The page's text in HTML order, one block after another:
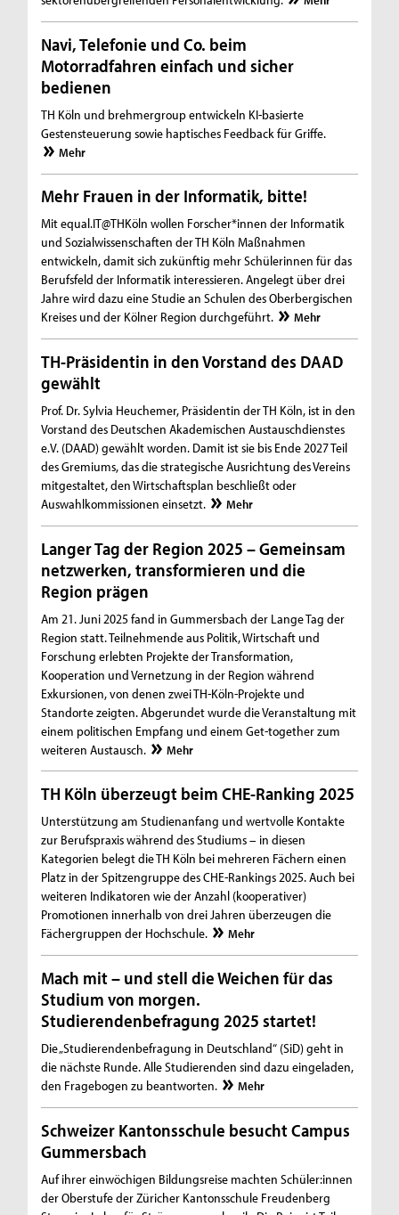
Navi, Telefonie und Co. beim
Motorradfahren einfach und sicher
bedienen
TH Köln und brehmergroup entwickeln KI-basierte
Gestensteuerung sowie haptisches Feedback für Griffe.
Mehr
Mehr Frauen in der Informatik, bitte!
Mit equal.IT@THKöln wollen Forscher*innen der Informatik
und Sozialwissenschaften der TH Köln Maßnahmen
entwickeln, damit sich zukünftig mehr Schülerinnen für das
Berufsfeld der Informatik interessieren. Angelegt über drei
Jahre wird dazu eine Studie an Schulen des Oberbergischen
Kreises und der Kölner Region durchgeführt.
Mehr
TH-Präsidentin in den Vorstand des DAAD
gewählt
Prof. Dr. Sylvia Heuchemer, Präsidentin der TH Köln, ist in den
Vorstand des Deutschen Akademischen Austauschdienstes
e.V. (DAAD) gewählt worden. Damit ist sie bis Ende 2027 Teil
des Gremiums, das die strategische Ausrichtung des Vereins
mitgestaltet, den Wirtschaftsplan beschließt oder
Auswahlkommissionen einsetzt.
Mehr
Langer Tag der Region 2025 – Gemeinsam
netzwerken, transformieren und die
Region prägen
Am 21. Juni 2025 fand in Gummersbach der Lange Tag der
Region statt. Teilnehmende aus Politik, Wirtschaft und
Forschung erlebten Projekte der Transformation,
Kooperation und Vernetzung in der Region während
Exkursionen, von denen zwei TH-Köln-Projekte und
Standorte zeigten. Abgerundet wurde die Veranstaltung mit
einem politischen Empfang und einem Get-together zum
weiteren Austausch.
Mehr
TH Köln überzeugt beim CHE-Ranking 2025
Unterstützung am Studienanfang und wertvolle Kontakte
zur Berufspraxis während des Studiums – in diesen
Kategorien belegt die TH Köln bei mehreren Fächern einen
Platz in der Spitzengruppe des CHE-Rankings 2025. Auch bei
weiteren Indikatoren wie der Anzahl (kooperativer)
Promotionen innerhalb von drei Jahren überzeugen die
Fächergruppen der Hochschule.
Mehr
Mach mit – und stell die Weichen für das
Studium von morgen.
Studierendenbefragung 2025 startet!
Die „Studierendenbefragung in Deutschland“ (SiD) geht in
die nächste Runde. Alle Studierenden sind dazu eingeladen,
den Fragebogen zu beantworten.
Mehr
Schweizer Kantonsschule besucht Campus
Gummersbach
Auf ihrer einwöchigen Bildungsreise machten Schüler:innen
der Oberstufe der Züricher Kantonsschule Freudenberg